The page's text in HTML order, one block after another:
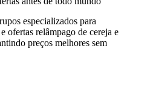
especializados para
ofertas relâmpago de cereja e
preços melhores sem